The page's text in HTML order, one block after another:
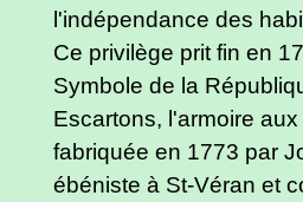
l'indépendance des
Ce privilège prit fin en
Symbole de la
Escartons, l'armoire
fabriquée en 1773 par
ébéniste à St-Véran et